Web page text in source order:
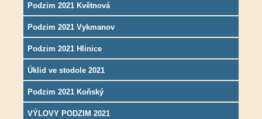
Podzim 2021 Květnová
Podzim 2021 Vykmanov
Podzim 2021 Hlinice
Úklid ve stodole 2021
Podzim 2021 Koňský
VÝLOVY PODZIM 2021